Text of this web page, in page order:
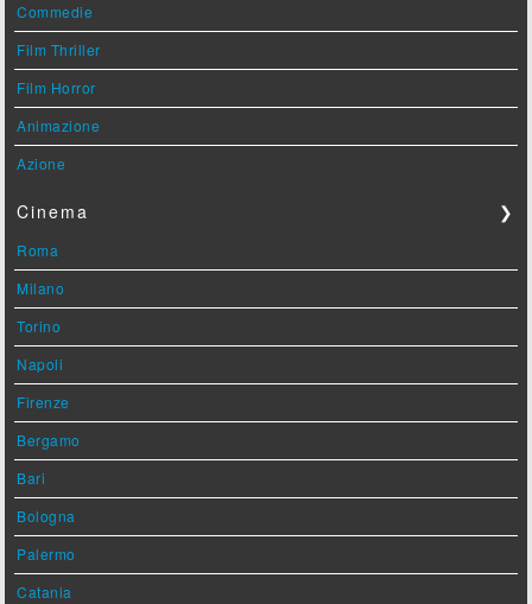
Commedie
Film Thriller
Film Horror
Animazione
Azione
Cinema ❯
Roma
Milano
Torino
Napoli
Firenze
Bergamo
Bari
Bologna
Palermo
Catania